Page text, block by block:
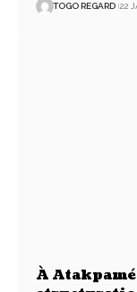
TOGO REGARD 22
À